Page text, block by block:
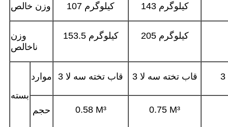
وزن خالص 107 کیلوگرم 143 کیلوگرم
وزن
ناخالص
153.5 کیلوگرم 205 کیلوگرم
بسته
موارد 3 قاب تخته سه لا 3 قاب تخته سه لا
حجم 0.58 M³ 0.75 M³